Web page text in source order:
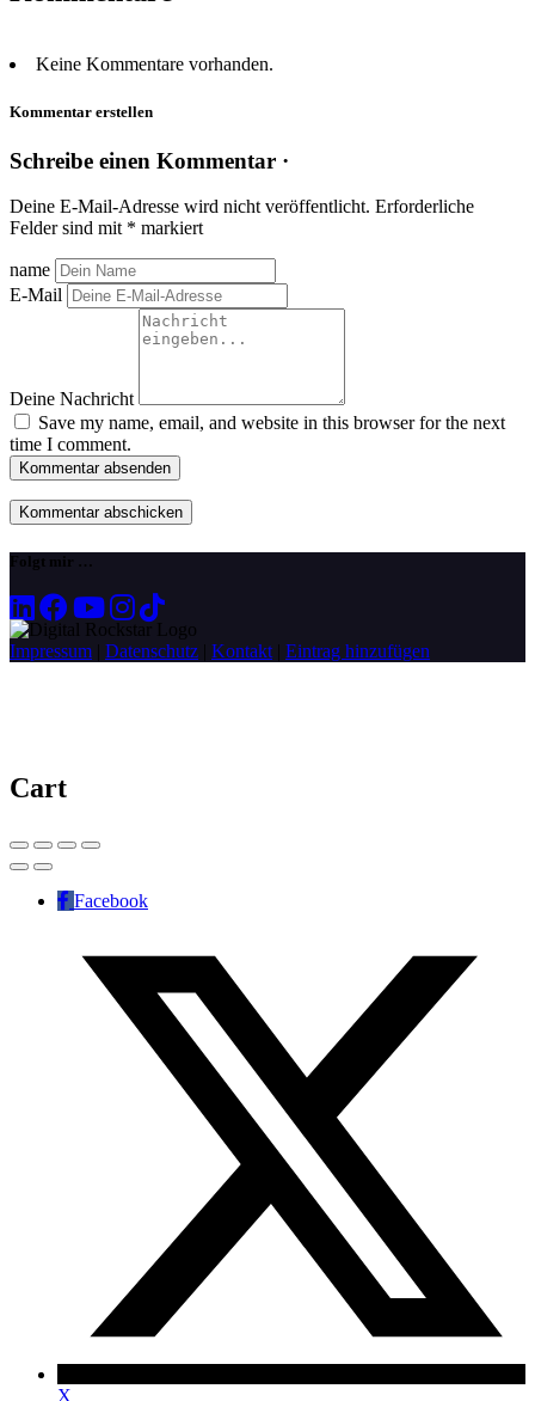
Keine Kommentare vorhanden.
Kommentar erstellen
Schreibe einen Kommentar ·
Deine E-Mail-Adresse wird nicht veröffentlicht. Erforderliche
Felder sind mit * markiert
name
E-Mail
Deine Nachricht
Save my name, email, and website in this browser for the next
time I comment.
Kommentar absenden
Folgt mir …
Impressum | Datenschutz | Kontakt | Eintrag hinzufügen
Cart
Facebook
X